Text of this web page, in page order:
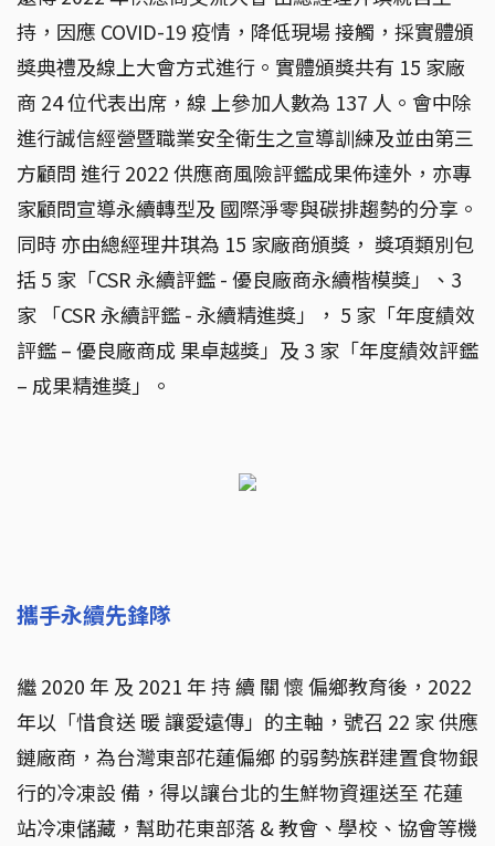
持，因應 COVID-19 疫情，降低現場 接觸，採實體頒
獎典禮及線上大會方式進行。實體頒獎共有 15 家廠
商 24 位代表出席，線 上參加人數為 137 人。會中除
進行誠信經營暨職業安全衛生之宣導訓練及並由第三
方顧問 進行 2022 供應商風險評鑑成果佈達外，亦專
家顧問宣導永續轉型及 國際淨零與碳排趨勢的分享。
同時 亦由總經理井琪為 15 家廠商頒獎， 獎項類別包
括 5 家「CSR 永續評鑑 - 優良廠商永續楷模獎」、3
家 「CSR 永續評鑑 - 永續精進獎」， 5 家「年度績效
評鑑 – 優良廠商成 果卓越獎」及 3 家「年度績效評鑑
– 成果精進獎」。
攜手永續先鋒隊
繼 2020 年 及 2021 年 持 續 關 懷 偏鄉教育後，2022
年以「惜食送 暖 讓愛遠傳」的主軸，號召 22 家 供應
鏈廠商，為台灣東部花蓮偏鄉 的弱勢族群建置食物銀
行的冷凍設 備，得以讓台北的生鮮物資運送至 花蓮
站冷凍儲藏，幫助花東部落 & 教會、學校、協會等機